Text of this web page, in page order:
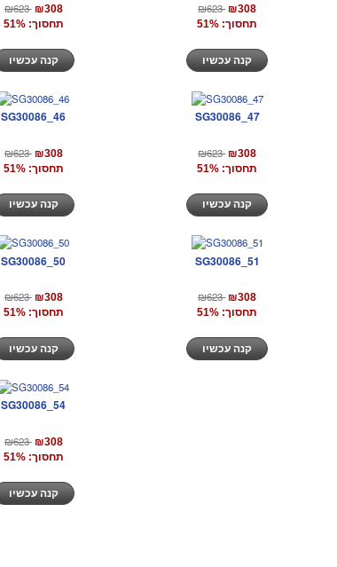
₪623 ₪308
תחסוך: 51%
קנה עכשיו
₪623 ₪308
תחסוך: 51%
SG30086_46
₪623 ₪308
תחסוך: 51%
קנה עכשיו
SG30086_47
₪623 ₪308
תחסוך: 51%
SG30086_50
₪623 ₪308
תחסוך: 51%
קנה עכשיו
SG30086_51
₪623 ₪308
תחסוך: 51%
SG30086_54
₪623 ₪308
תחסוך: 51%
קנה עכשיו